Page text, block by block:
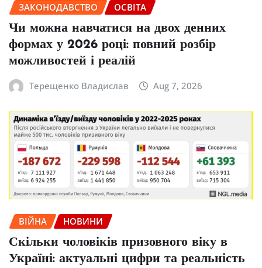
ЗАКОНОДАВСТВО ОСВІТА
Чи можна навчатися на двох денних
формах у 2026 році: повний розбір
можливостей і реалій
Терещенко Владислав Aug 7, 2026
ВІЙНА НОВИНИ
Скільки чоловіків призовного віку в
Україні: актуальні цифри та реальність